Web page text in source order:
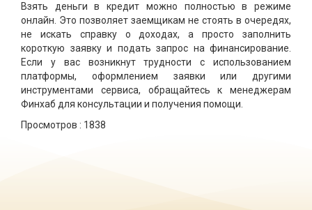
Взять деньги в кредит можно полностью в режиме
онлайн. Это позволяет заемщикам не стоять в очередях,
не искать справку о доходах, а просто заполнить
короткую заявку и подать запрос на финансирование.
Если у вас возникнут трудности с использованием
платформы, оформлением заявки или другими
инструментами сервиса, обращайтесь к менеджерам
Финхаб для консультации и получения помощи.
Просмотров : 1838